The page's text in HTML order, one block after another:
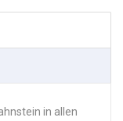
in allen